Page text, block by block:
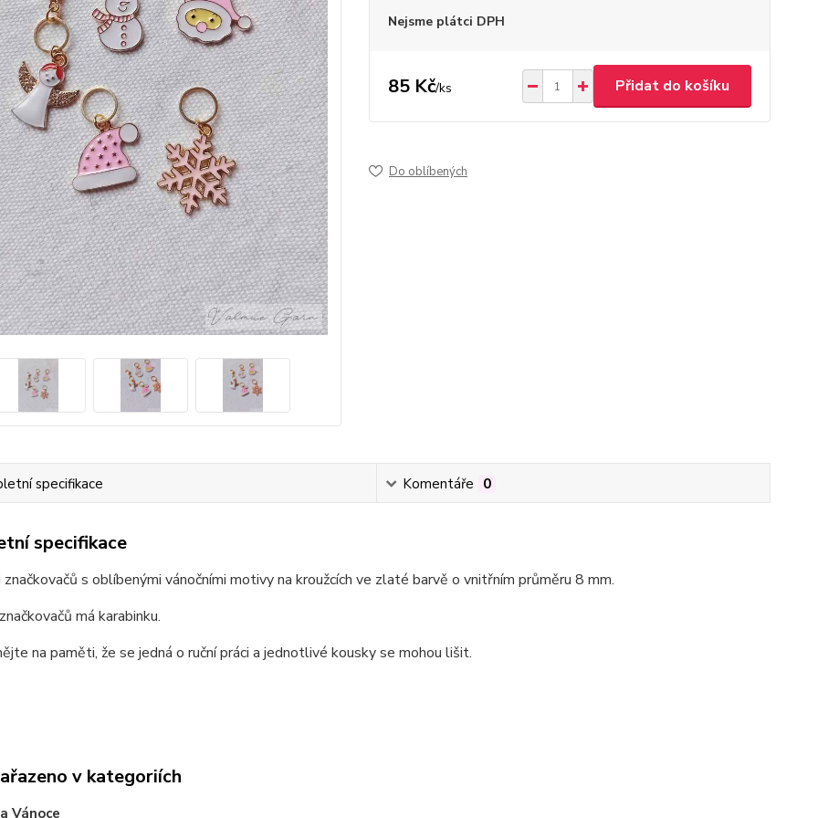
Nejsme plátci DPH
85 Kč/ks Přidat do košíku
Do oblíbených
specifikace Komentáře 0
specifikace
s oblíbenými vánočními motivy na kroužcích ve zlaté barvě o vnitřním průměru 8 mm.
má karabinku.
na paměti, že se jedná o ruční práci a jednotlivé kousky se mohou lišit.
v kategoriích
Vánoce